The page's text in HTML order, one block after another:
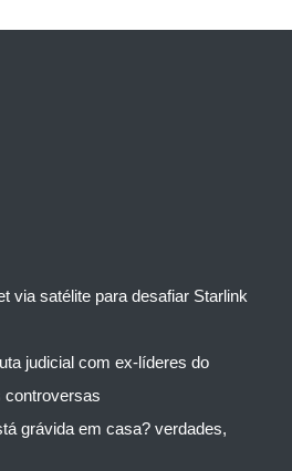
via satélite para desafiar Starlink
judicial com ex-líderes do
controversas
grávida em casa? verdades,